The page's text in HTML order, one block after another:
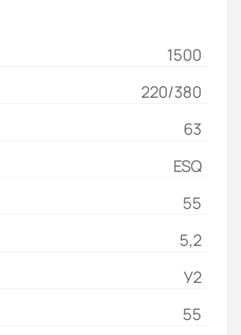
1500
220/380
63
ESQ
55
5,2
У2
55